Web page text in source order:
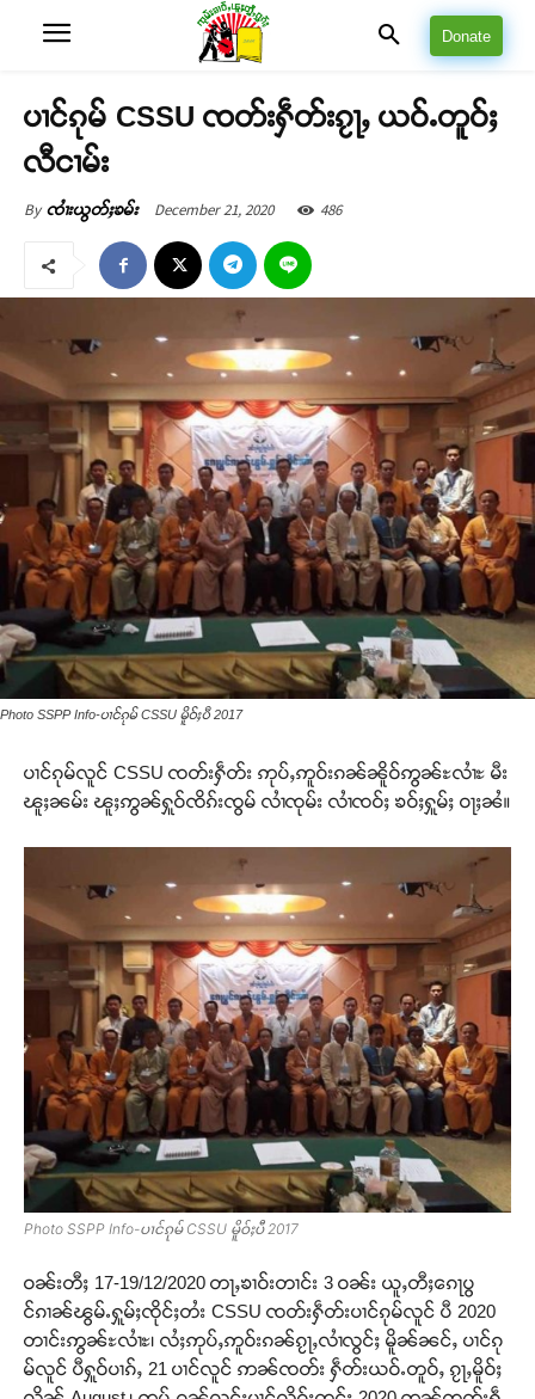
Donate
ပၢင်ၵုမ် CSSU ၸတ်းႁဵတ်းၵႂႃႇ ယဝ်ႉတူဝ်ႈ
လီငၢမ်း
By ၸၢႆးယွတ်ႈၶမ်း December 21, 2020 486
Photo SSPP Info-ပၢင်ၵုမ် CSSU မိူဝ်ႈပီ 2017
ပၢင်ၵုမ်လူင် CSSU ၸတ်းႁဵတ်း ဢုပ်ႇဢူဝ်းၵၼ်ၼိူဝ်ဢွၼ်ႊလၢႆႊ မီး
ၽူႈၼမ်း ၽူႈဢွၼ်ႁူဝ်ၸိၵ်းၸွမ် လၢႆၸုမ်း လၢႆၸဝ်ႈ ၶဝ်ႈႁူမ်ႈ ဝႃႈၼႆ။
Photo SSPP Info-ပၢင်ၵုမ် CSSU မိူဝ်ႈပီ 2017
ဝၼ်းတီႈ 17-19/12/2020 တႃႇၶၢဝ်းတၢင်း 3 ဝၼ်း ယူႇတီႈၵေႃပွ
င်ၵၢၼ်ၽွမ်ႉႁူမ်ႈၸိုင်ႈတႆး CSSU ၸတ်းႁဵတ်းပၢင်ၵုမ်လူင် ပီ 2020
တၢင်းဢွၼ်ႊလၢႆႊ၊ လႆႈဢုပ်ႇဢူဝ်းၵၼ်ၵႂႃႇလၢႆလွင်ႈ မိူၼ်ၼင်ႇ ပၢင်ၵု
မ်လူင် ပီႁူဝ်ပၢၵ်ႇ 21 ပၢင်လူင် ဢၼ်ၸတ်း ႁဵတ်းယဝ်ႉတူဝ်ႇ ၵႂႃႇမိူဝ်ႈ